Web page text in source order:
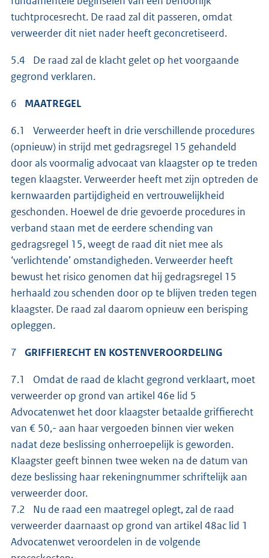
tuchtprocesrecht. De raad zal dit passeren, omdat
verweerder dit niet nader heeft geconcretiseerd.
5.4 De raad zal de klacht gelet op het voorgaande
gegrond verklaren.
6 MAATREGEL
6.1 Verweerder heeft in drie verschillende procedures
(opnieuw) in strijd met gedragsregel 15 gehandeld
door als voormalig advocaat van klaagster op te treden
tegen klaagster. Verweerder heeft met zijn optreden de
kernwaarden partijdigheid en vertrouwelijkheid
geschonden. Hoewel de drie gevoerde procedures in
verband staan met de eerdere schending van
gedragsregel 15, weegt de raad dit niet mee als
‘verlichtende’ omstandigheden. Verweerder heeft
bewust het risico genomen dat hij gedragsregel 15
herhaald zou schenden door op te blijven treden tegen
klaagster. De raad zal daarom opnieuw een berisping
opleggen.
7 GRIFFIERECHT EN KOSTENVEROORDELING
7.1 Omdat de raad de klacht gegrond verklaart, moet
verweerder op grond van artikel 46e lid 5
Advocatenwet het door klaagster betaalde griffierecht
van € 50,- aan haar vergoeden binnen vier weken
nadat deze beslissing onherroepelijk is geworden.
Klaagster geeft binnen twee weken na de datum van
deze beslissing haar rekeningnummer schriftelijk aan
verweerder door.
7.2 Nu de raad een maatregel oplegt, zal de raad
verweerder daarnaast op grond van artikel 48ac lid 1
Advocatenwet veroordelen in de volgende